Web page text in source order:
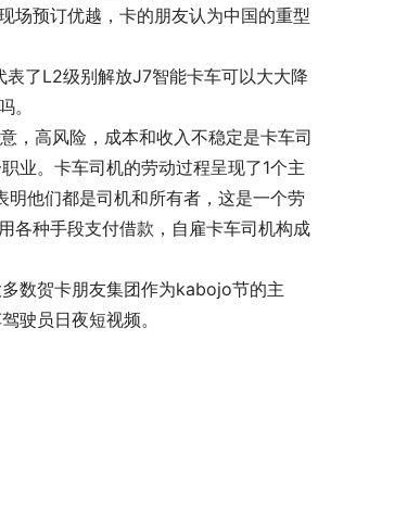
场预订优越，卡的朋友认为中国的重型
了L2级别解放J7智能卡车可以大大降
。
，高风险，成本和收入不稳定是卡车司
业。卡车司机的劳动过程呈现了1个主
他们都是司机和所有者，这是一个劳
各种手段支付借款，自雇卡车司机构成
数贺卡朋友集团作为kabojo节的主
驶员日夜短视频。